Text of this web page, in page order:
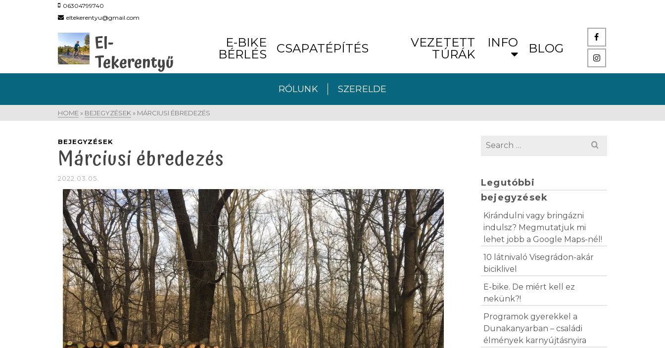
06304799740
eltekerentyu@gmail.com
El-
Tekerentyű
E-BIKE
BÉRLÉS
CSAPATÉPÍTÉS
VEZETETT
TÚRÁK
INFO BLOG
RÓLUNK SZERELDE
HOME » BEJEGYZÉSEK » MÁRCIUSI ÉBREDEZÉS
BEJEGYZÉSEK
Márciusi ébredezés
2022.03.05.
Legutóbbi
bejegyzések
Kirándulni vagy bringázni
indulsz? Megmutatjuk mi
lehet jobb a Google Maps-nél!
10 látnivaló Visegrádon-akár
biciklivel
E-bike. De miért kell ez
nekünk?!
Programok gyerekkel a
Dunakanyarban – családi
élmények karnyújtásnyira